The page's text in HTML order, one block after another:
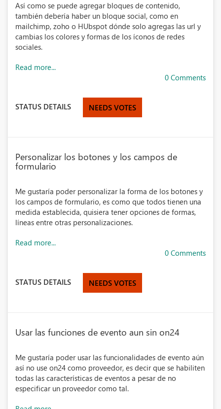
Así como se puede agregar bloques de contenido,
también debería haber un bloque social, como en
mailchimp, zoho o HUbspot dónde solo agregas las url y
cambias los colores y formas de los íconos de redes
sociales.
Read more...
0 Comments
STATUS DETAILS NEEDS VOTES
Personalizar los botones y los campos de
formulario
Me gustaría poder personalizar la forma de los botones y
los campos de formulario, es como que todos tienen una
medida establecida, quisiera tener opciones de formas,
líneas entre otras personalizaciones.
Read more...
0 Comments
STATUS DETAILS NEEDS VOTES
Usar las funciones de evento aun sin on24
Me gustaría poder usar las funcionalidades de evento aún
así no use on24 como proveedor, es decir que se habiliten
todas las características de eventos a pesar de no
especificar un proveedor como tal.